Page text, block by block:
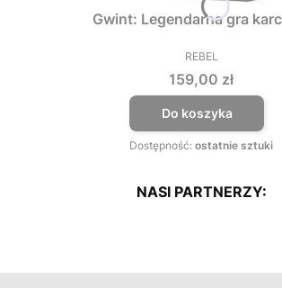
Gwint: Legendarna gra
PRODUCENT
REBEL
Cena
159,00 zł
Do koszyka
Dostępność: ostatnie sztuki
NASI PARTNERZY: